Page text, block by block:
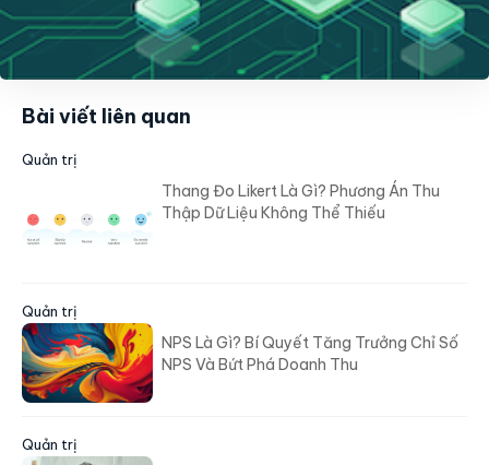
Bài viết liên quan
Quản trị
Thang Đo Likert Là Gì? Phương Án Thu
Thập Dữ Liệu Không Thể Thiếu
Quản trị
NPS Là Gì? Bí Quyết Tăng Trưởng Chỉ Số
NPS Và Bứt Phá Doanh Thu
Quản trị